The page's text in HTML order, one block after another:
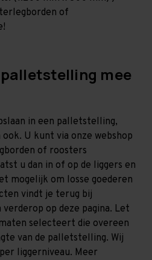
of
mee
in een palletstelling,
U kunt via onze webshop
of roosters
u dan in of op de liggers en
mogelijk om losse goederen
vindt je terug bij
op deze pagina. Let
selecteert die overeen
van de palletstelling. Wij
liggerniveau. Meer